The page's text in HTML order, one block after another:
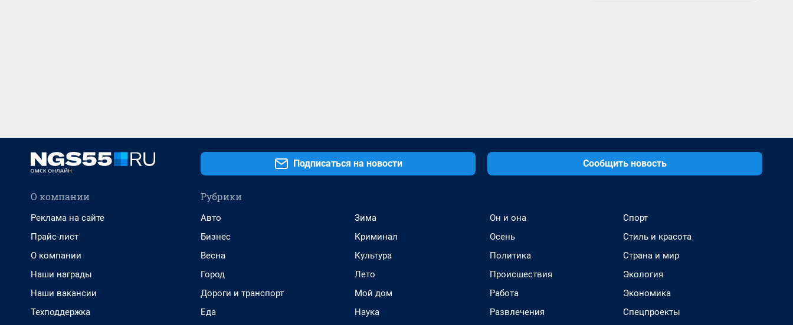
Подписаться на новости Сообщить новость
О компании
Реклама на сайте
Прайс-лист
О компании
Наши награды
Наши вакансии
Техподдержка
Рубрики
Авто
Бизнес
Весна
Город
Дороги и транспорт
Еда
Зима
Криминал
Культура
Лето
Мой дом
Наука
Он и она
Осень
Политика
Происшествия
Работа
Развлечения
Спорт
Стиль и красота
Страна и мир
Экология
Экономика
Спецпроекты